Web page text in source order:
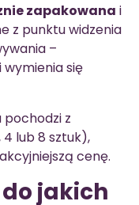
zapakowana i
z punktu widzenia
–
się
z
lub 8 sztuk),
cenę.
jakich